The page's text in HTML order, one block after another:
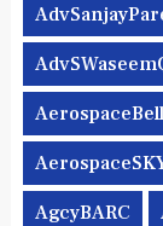
AgcyBARC